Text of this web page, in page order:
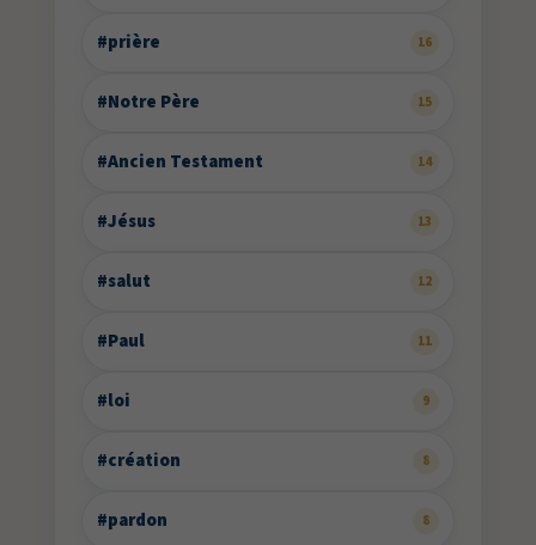
#prière 16
#Notre Père 15
#Ancien Testament 14
#Jésus 13
#salut 12
#Paul 11
#loi 9
#création 8
#pardon 8